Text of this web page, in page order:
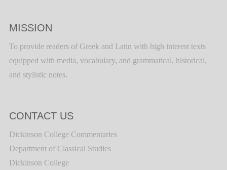
MISSION
To provide readers of Greek and Latin with high interest texts
equipped with media, vocabulary, and grammatical, historical,
and stylistic notes.
CONTACT US
Dickinson College Commentaries
Department of Classical Studies
Dickinson College